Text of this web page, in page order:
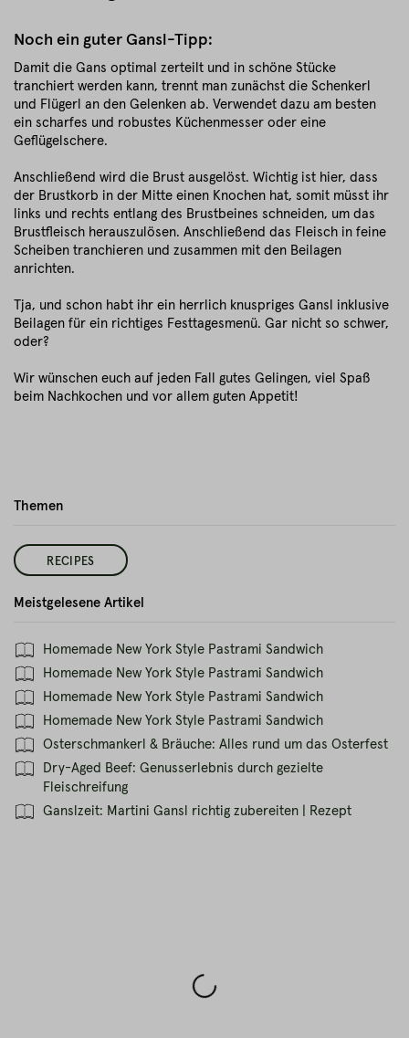
Themen
RECIPES
Meistgelesene Artikel
Homemade New York Style Pastrami Sandwich
Homemade New York Style Pastrami Sandwich
Homemade New York Style Pastrami Sandwich
Homemade New York Style Pastrami Sandwich
Osterschmankerl & Bräuche: Alles rund um das Osterfest
Dry-Aged Beef: Genusserlebnis durch gezielte
Fleischreifung
Ganslzeit: Martini Gansl richtig zubereiten | Rezept
Noch ein guter Gansl-Tipp:
Damit die Gans optimal zerteilt und in schöne Stücke
tranchiert werden kann, trennt man zunächst die Schenkerl
und Flügerl an den Gelenken ab. Verwendet dazu am besten
ein scharfes und robustes Küchenmesser oder eine
Geflügelschere.
Anschließend wird die Brust ausgelöst. Wichtig ist hier, dass
der Brustkorb in der Mitte einen Knochen hat, somit müsst ihr
links und rechts entlang des Brustbeines schneiden, um das
Brustfleisch herauszulösen. Anschließend das Fleisch in feine
Scheiben tranchieren und zusammen mit den Beilagen
anrichten.
Tja, und schon habt ihr ein herrlich knuspriges Gansl inklusive
Beilagen für ein richtiges Festtagesmenü. Gar nicht so schwer,
oder?
Wir wünschen euch auf jeden Fall gutes Gelingen, viel Spaß
beim Nachkochen und vor allem guten Appetit!